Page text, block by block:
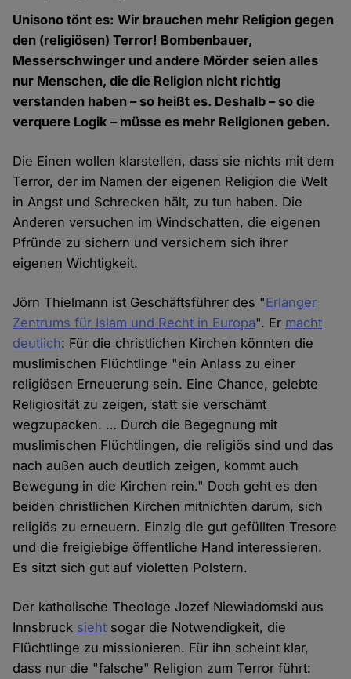
Unisono tönt es: Wir brauchen mehr Religion gegen
den (religiösen) Terror! Bombenbauer,
Messerschwinger und andere Mörder seien alles
nur Menschen, die die Religion nicht richtig
verstanden haben – so heißt es. Deshalb – so die
verquere Logik – müsse es mehr Religionen geben.
Die Einen wollen klarstellen, dass sie nichts mit dem
Terror, der im Namen der eigenen Religion die Welt
in Angst und Schrecken hält, zu tun haben. Die
Anderen versuchen im Windschatten, die eigenen
Pfründe zu sichern und versichern sich ihrer
eigenen Wichtigkeit.
Jörn Thielmann ist Geschäftsführer des "Erlanger
Zentrums für Islam und Recht in Europa". Er macht
deutlich: Für die christlichen Kirchen könnten die
muslimischen Flüchtlinge "ein Anlass zu einer
religiösen Erneuerung sein. Eine Chance, gelebte
Religiosität zu zeigen, statt sie verschämt
wegzupacken. … Durch die Begegnung mit
muslimischen Flüchtlingen, die religiös sind und das
nach außen auch deutlich zeigen, kommt auch
Bewegung in die Kirchen rein." Doch geht es den
beiden christlichen Kirchen mitnichten darum, sich
religiös zu erneuern. Einzig die gut gefüllten Tresore
und die freigiebige öffentliche Hand interessieren.
Es sitzt sich gut auf violetten Polstern.
Der katholische Theologe Jozef Niewiadomski aus
Innsbruck sieht sogar die Notwendigkeit, die
Flüchtlinge zu missionieren. Für ihn scheint klar,
dass nur die "falsche" Religion zum Terror führt: